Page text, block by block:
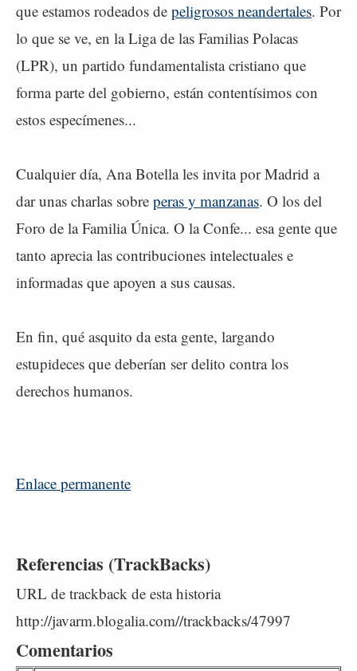
que estamos rodeados de peligrosos neandertales. Por
lo que se ve, en la Liga de las Familias Polacas
(LPR), un partido fundamentalista cristiano que
forma parte del gobierno, están contentísimos con
estos especímenes...
Cualquier día, Ana Botella les invita por Madrid a
dar unas charlas sobre peras y manzanas. O los del
Foro de la Familia Única. O la Confe... esa gente que
tanto aprecia las contribuciones intelectuales e
informadas que apoyen a sus causas.
En fin, qué asquito da esta gente, largando
estupideces que deberían ser delito contra los
derechos humanos.
Enlace permanente
Referencias (TrackBacks)
URL de trackback de esta historia
http://javarm.blogalia.com//trackbacks/47997
Comentarios